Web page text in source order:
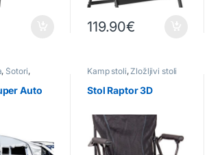
119.90€
, Šotori,
vozila
Auto
Kamp stoli,Zložljivi stoli
Stol Raptor 3D